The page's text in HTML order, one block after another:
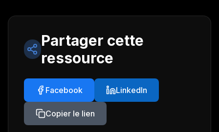
Partager cette
ressource
Facebook LinkedIn
Copier le lien